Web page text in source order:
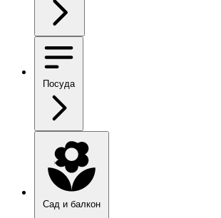
Посуда
Сад и балкон